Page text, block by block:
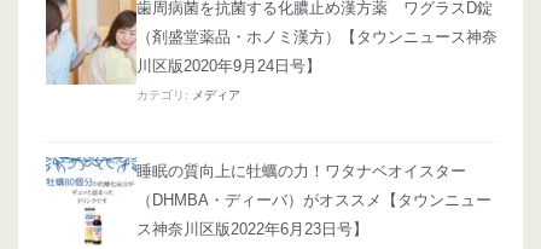
歯周病菌を抗菌する化膿止め漢方薬 ワグラスD錠
（剤盛堂薬品・ホノミ漢方）【タウンニュース神奈
川区版2020年9月24日号】
カテゴリ: メディア
睡眠の質向上に牡蠣の力！ワタナベオイスター
（DHMBA・ディーバ）がオススメ【タウンニュー
ス神奈川区版2022年6月23日号】